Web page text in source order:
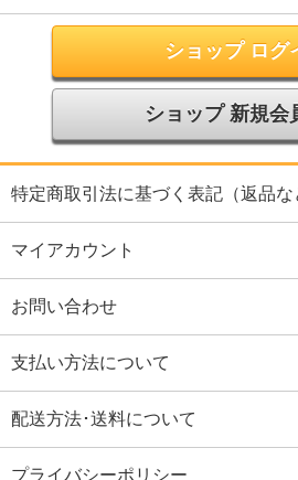
ショップ ログ
ショップ 新規会
特定商取引法に基づく表記（返品な
マイアカウント
お問い合わせ
支払い方法について
配送方法･送料について
プライバシーポリシー